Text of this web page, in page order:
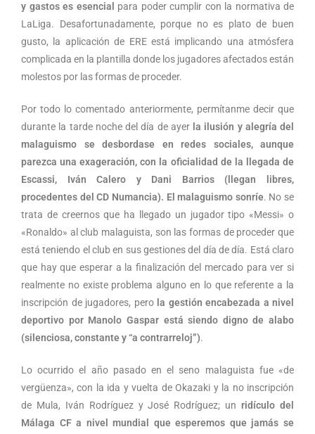
y gastos es esencial
para poder cumplir con la normativa de
LaLiga. Desafortunadamente, porque no es plato de buen
gusto, la aplicación de ERE está implicando una atmósfera
complicada en la plantilla donde los jugadores afectados están
molestos por las formas de proceder.
Por todo lo comentado anteriormente, permítanme decir que
durante la tarde noche del día de ayer la ilusión y alegría del
malaguismo se desbordase en redes sociales, aunque
parezca una exageración, con la oficialidad de la llegada de
Escassi, Iván Calero y Dani Barrios (llegan libres,
procedentes del CD Numancia). El malaguismo sonríe. No se
trata de creernos que ha llegado un jugador tipo «Messi» o
«Ronaldo» al club malaguista, son las formas de proceder que
está teniendo el club en sus gestiones del día de día. Está claro
que hay que esperar a la finalización del mercado para ver si
realmente no existe problema alguno en lo que referente a la
inscripción de jugadores, pero la gestión encabezada a nivel
deportivo por Manolo Gaspar está siendo digno de alabo
(silenciosa, constante y “a contrarreloj”).
Lo ocurrido el año pasado en el seno malaguista fue «de
vergüenza», con la ida y vuelta de Okazaki y la no inscripción
de Mula, Iván Rodríguez y José Rodríguez; unridículo del
Málaga CF a nivel mundial que esperemos que jamás se